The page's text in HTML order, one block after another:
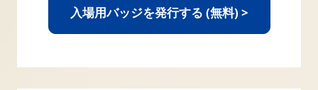
入場用バッジを発行する (無料) >